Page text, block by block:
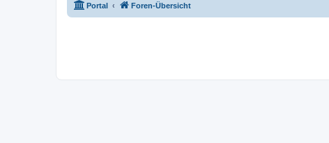
Portal Foren-Übersicht